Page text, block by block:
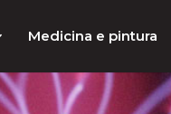
Medicina e pintura